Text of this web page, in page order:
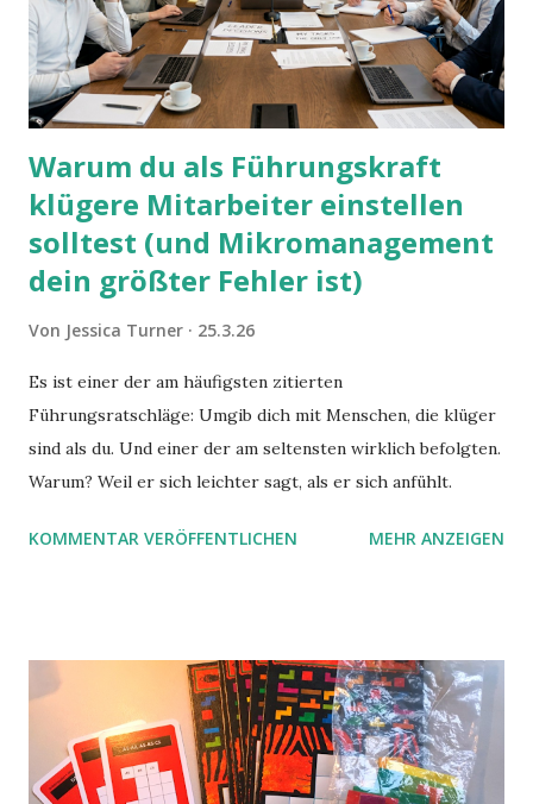
Warum du als Führungskraft
klügere Mitarbeiter einstellen
solltest (und Mikromanagement
dein größter Fehler ist)
Von Jessica Turner 25.3.26
Es ist einer der am häufigsten zitierten
Führungsratschläge: Umgib dich mit Menschen, die klüger
sind als du. Und einer der am seltensten wirklich befolgten.
Warum? Weil er sich leichter sagt, als er sich anfühlt.
KOMMENTAR VERÖFFENTLICHEN MEHR ANZEIGEN